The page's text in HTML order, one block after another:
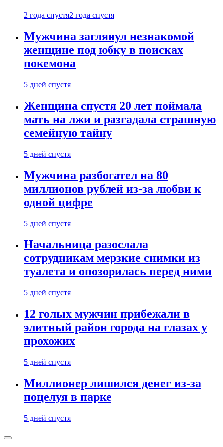
2 года спустя2 года спустя
Мужчина заглянул незнакомой
женщине под юбку в поисках
покемона
5 дней спустя
Женщина спустя 20 лет поймала
мать на лжи и разгадала страшную
семейную тайну
5 дней спустя
Мужчина разбогател на 80
миллионов рублей из-за любви к
одной цифре
5 дней спустя
Начальница разослала
сотрудникам мерзкие снимки из
туалета и опозорилась перед ними
5 дней спустя
12 голых мужчин прибежали в
элитный район города на глазах у
прохожих
5 дней спустя
Миллионер лишился денег из-за
поцелуя в парке
5 дней спустя